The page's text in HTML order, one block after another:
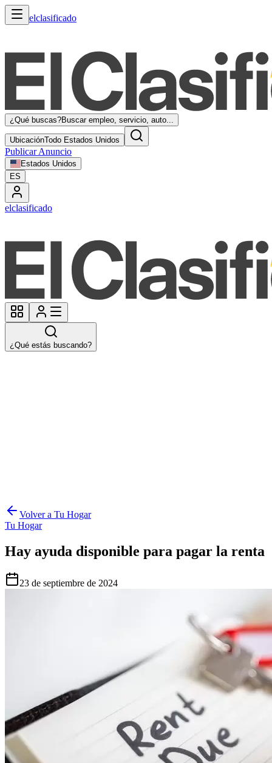
elclasificado
¿Qué buscas?Buscar empleo, servicio, auto...
UbicaciónTodo Estados Unidos
Publicar Anuncio
Estados Unidos
ES
elclasificado
¿Qué estás buscando?
Volver a Tu Hogar
Tu Hogar
Hay ayuda disponible para pagar la renta
23 de septiembre de 2024